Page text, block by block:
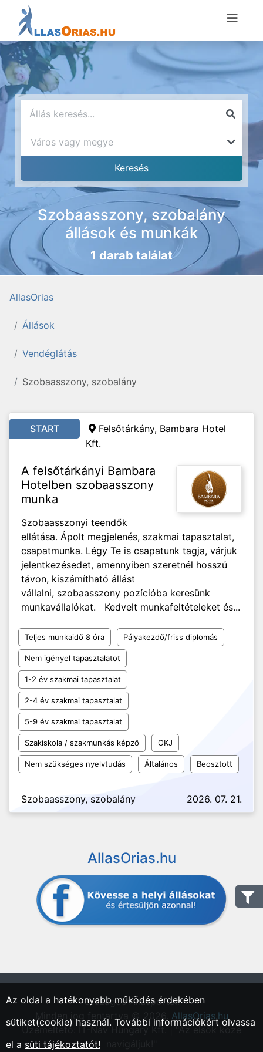
Szobaasszony, szobalány
állások és munkák
1 darab találat
AllasOrias
Állások
Vendéglátás
Szobaasszony, szobalány
START
Felsőtárkány, Bambara Hotel
Kft.
A felsőtárkányi Bambara
Hotelben szobaasszony
munka
Szobaasszonyi teendők
ellátása. Ápolt megjelenés, szakmai tapasztalat,
csapatmunka. Légy Te is csapatunk tagja, várjuk
jelentkezésedet, amennyiben szeretnél hosszú
távon, kiszámítható állást
vállalni, szobaasszony pozícióba keresünk
munkavállalókat. Kedvelt munkafeltételeket és...
Teljes munkaidő 8 óra Pályakezdő/friss diplomás
Nem igényel tapasztalatot
1-2 év szakmai tapasztalat
2-4 év szakmai tapasztalat
5-9 év szakmai tapasztalat
Szakiskola / szakmunkás képző OKJ
Nem szükséges nyelvtudás Általános Beosztott
Szobaasszony, szobalány 2026. 07. 21.
AllasOrias.hu
"Országos Állásportál."
Minden jog fentartva © 2026. AllasOrias.hu
Üzemeltető: IT-Nav Hungary Kft. | "Az elsők közé
Az oldal a hatékonyabb működés érdekében
sütiket(cookie) használ. További információkért olvassa
el a süti tájékoztatót!